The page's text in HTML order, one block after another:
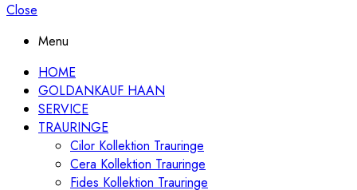
Close
Menu
HOME
GOLDANKAUF HAAN
SERVICE
TRAURINGE
Cilor Kollektion Trauringe
Cera Kollektion Trauringe
Fides Kollektion Trauringe